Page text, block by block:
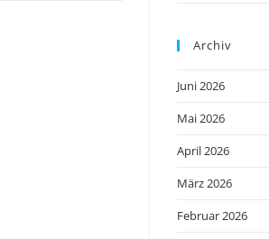
Archiv
Juni 2026
Mai 2026
April 2026
März 2026
Februar 2026